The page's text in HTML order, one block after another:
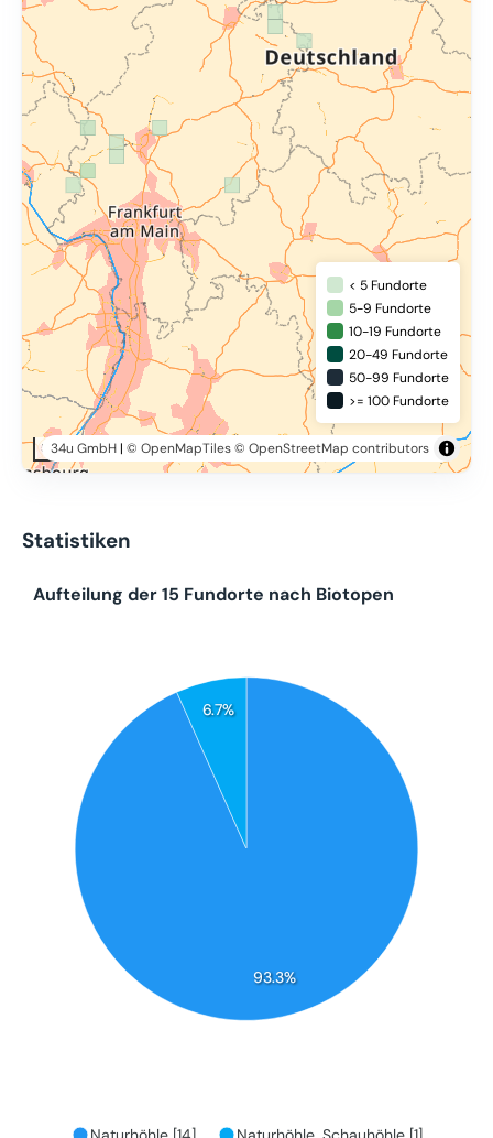
50 km
34u GmbH| © OpenMapTiles© OpenStreetMap contributors
< 5 Fundorte
5-9 Fundorte
10-19 Fundorte
20-49 Fundorte
50-99 Fundorte
>= 100 Fundorte
Statistiken
93.3%
6.7%
Aufteilung der 15 Fundorte nach Biotopen